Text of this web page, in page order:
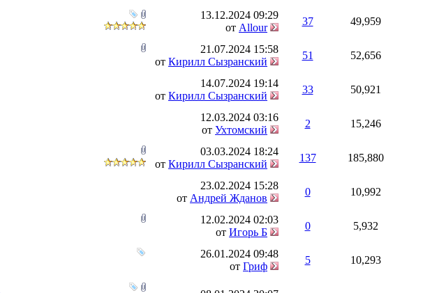
13.12.2024 09:29
от Allour
37 49,959
21.07.2024 15:58
от Кирилл Сызранский
51 52,656
14.07.2024 19:14
от Кирилл Сызранский
33 50,921
12.03.2024 03:16
от Ухтомский
2 15,246
03.03.2024 18:24
от Кирилл Сызранский
137 185,880
23.02.2024 15:28
от Андрей Жданов
0 10,992
12.02.2024 02:03
от Игорь Б
0 5,932
26.01.2024 09:48
от Гриф
5 10,293